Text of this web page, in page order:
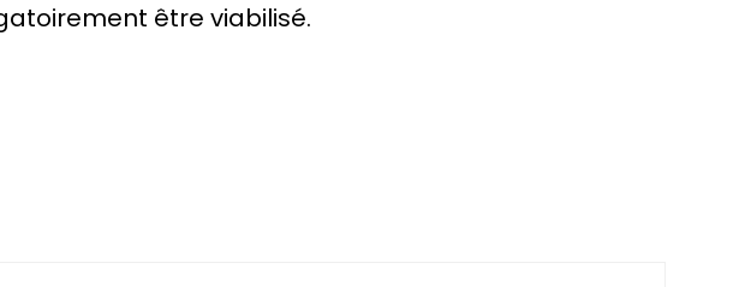
être viabilisé.